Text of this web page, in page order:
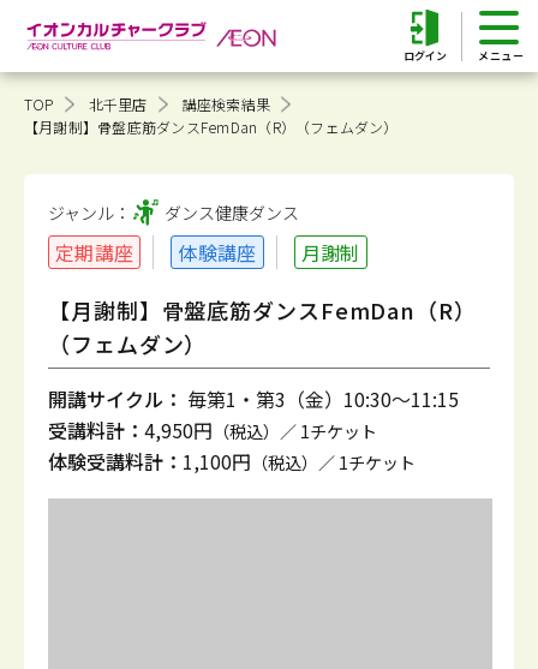
ログイン
TOP 北千里店
講座検索結果
【月謝制】骨盤底筋ダンスFemDan（R）（フェムダン）
ジャンル： ダンス健康ダンス
定期講座 体験講座 月謝制
【月謝制】骨盤底筋ダンスFemDan（R）
（フェムダン）
開講サイクル： 毎第1・第3（金）10:30～11:15
受講料計： 4,950円 （税込）／ 1チケット
体験受講料計： 1,100円 （税込）／ 1チケット